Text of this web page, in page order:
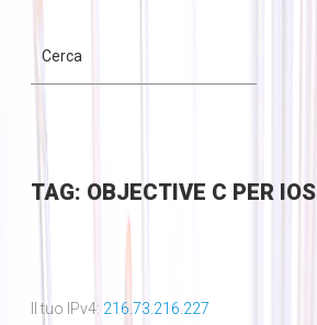
TAG: OBJECTIVE C PER IOS
Il tuo IPv4: 216.73.216.227